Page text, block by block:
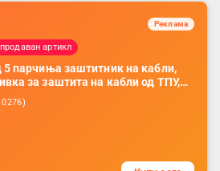
Реклама
артикл
5 парчиња заштитник на кабли,
за заштита на кабли од ТПУ,
за заштита на кабли, без
за мобилни телефони, комплет
)